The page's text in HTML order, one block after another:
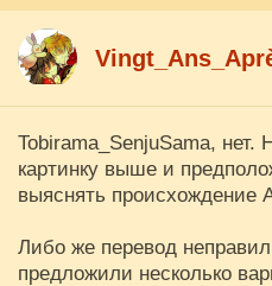
Tobirama_SenjuSama,
картинку выше и
выяснять происхождение
Либо же перевод
предложили несколько